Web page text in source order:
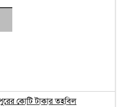
কোটি টাকার তহবিল